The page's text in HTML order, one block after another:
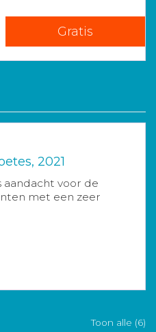
Gratis
2021
aandacht voor de
met een zeer
Toon alle (6)